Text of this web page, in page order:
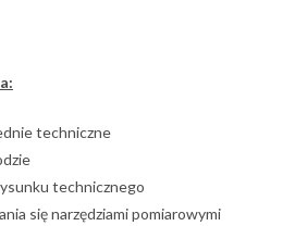
techniczne
technicznego
się narzędziami pomiarowymi